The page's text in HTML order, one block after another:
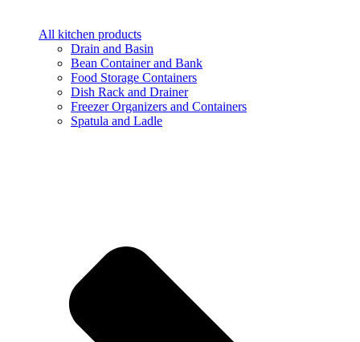
All kitchen products
Drain and Basin
Bean Container and Bank
Food Storage Containers
Dish Rack and Drainer
Freezer Organizers and Containers
Spatula and Ladle